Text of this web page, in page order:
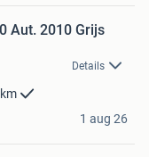
Aut. 2010 Grijs
Details
km
1 aug 26